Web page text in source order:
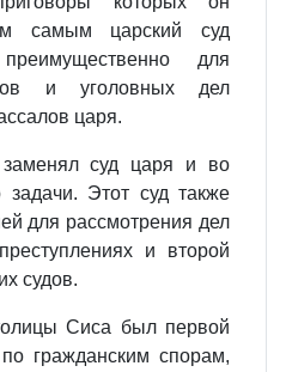
самым царский суд
для
и уголовных дел
царя.
заменял суд царя и во
задачи. Этот суд также
для рассмотрения дел
и второй
судов.
Сиса был первой
гражданским спорам,